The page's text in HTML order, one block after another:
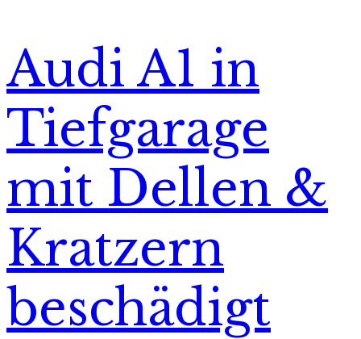
Audi A1 in
Tiefgarage
mit Dellen &
Kratzern
beschädigt